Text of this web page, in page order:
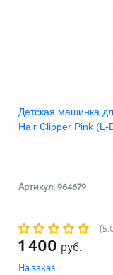
Детская машинка
Hair Clipper Pink (L-
Артикул: 964679
1 400 руб.
На заказ